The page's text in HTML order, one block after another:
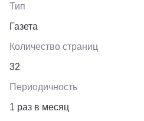
Тип
Газета
Количество страниц
32
Периодичность
1 раз в месяц